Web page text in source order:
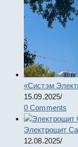
«Систэм
15.09.2025/
0 Comments
Электрощит
12.08.2025/